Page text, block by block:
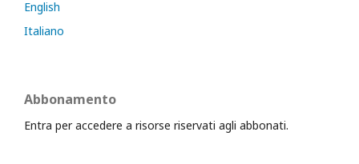
English
Italiano
Abbonamento
Entra per accedere a risorse riservati agli abbonati.